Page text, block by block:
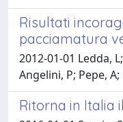
Risultati
pacciamatura
2012-01-01 Ledda,
Angelini, P; Pepe,
Ritorna in Italia